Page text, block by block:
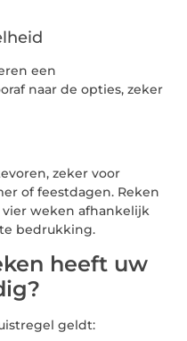
een
naar de opties, zeker
zeker voor
of feestdagen. Reken
weken afhankelijk
bedrukking.
heeft uw
geldt: